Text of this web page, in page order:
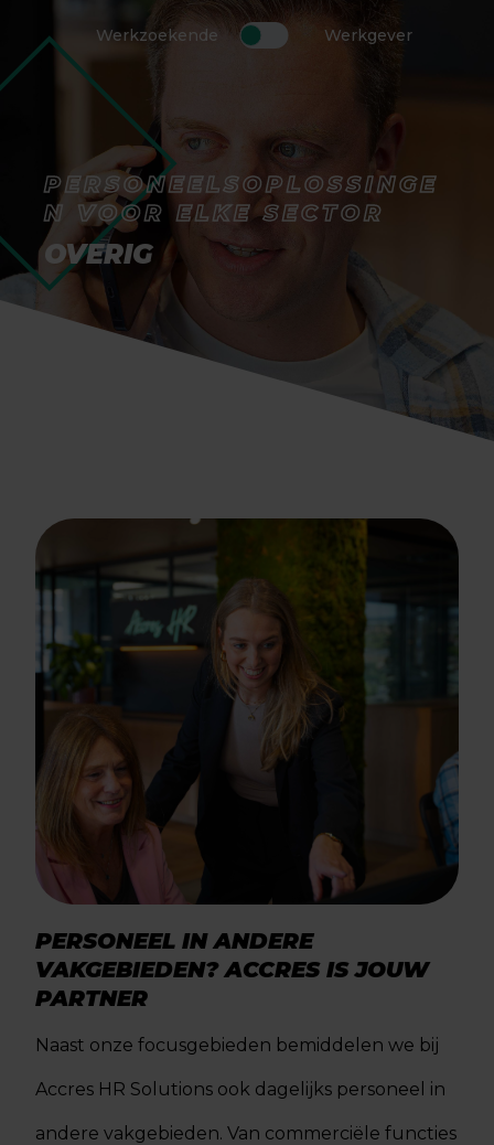
Werkzoekende Werkgever
PERSONEELSOPLOSSINGE
N VOOR ELKE SECTOR
OVERIG
PERSONEEL IN ANDERE
VAKGEBIEDEN? ACCRES IS JOUW
PARTNER
Naast onze focusgebieden bemiddelen we bij
Accres HR Solutions ook dagelijks personeel in
andere vakgebieden. Van commerciële functies